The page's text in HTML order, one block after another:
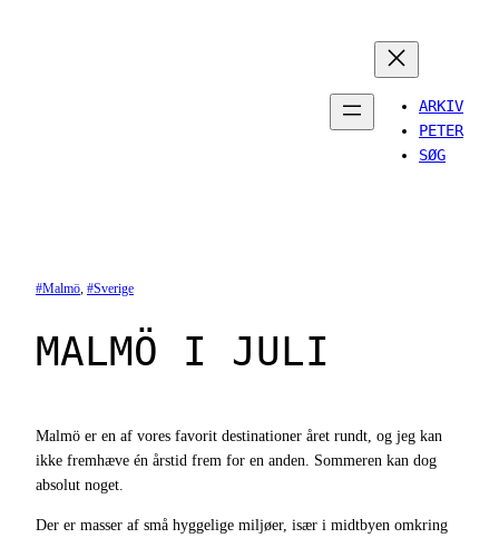
ARKIV
PETER
SØG
Malmö, Sverige
MALMÖ I JULI
Malmö er en af vores favorit destinationer året rundt, og jeg kan
ikke fremhæve én årstid frem for en anden. Sommeren kan dog
absolut noget.
Der er masser af små hyggelige miljøer, især i midtbyen omkring